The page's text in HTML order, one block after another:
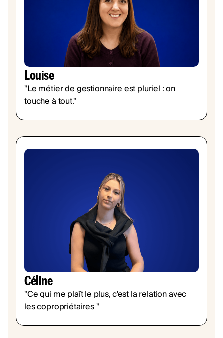
Louise
"Le métier de gestionnaire est pluriel : on
touche à tout."
Céline
"Ce qui me plaît le plus, c'est la relation avec
les copropriétaires "